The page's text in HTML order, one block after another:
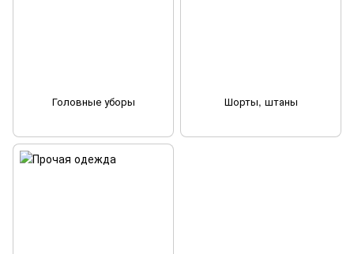
Головные уборы Шорты, штаны